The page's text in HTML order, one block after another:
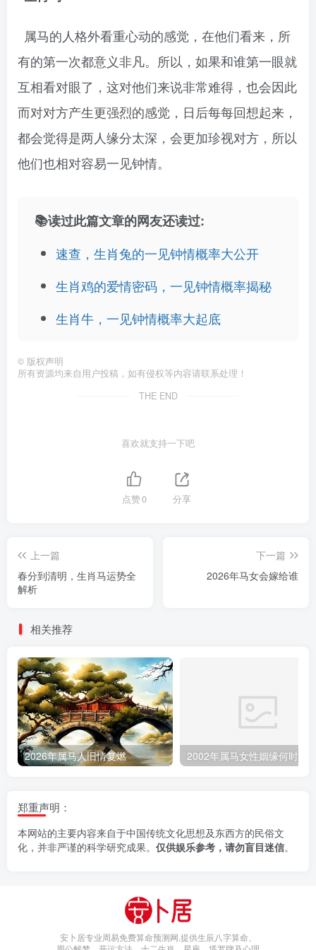
属马的人格外看重心动的感觉，在他们看来，所
有的第一次都意义非凡。所以，如果和谁第一眼就
互相看对眼了，这对他们来说非常难得，也会因此
而对对方产生更强烈的感觉，日后每每回想起来，
都会觉得是两人缘分太深，会更加珍视对方，所以
他们也相对容易一见钟情。
📚读过此篇文章的网友还读过:
速查，生肖兔的一见钟情概率大公开
生肖鸡的爱情密码，一见钟情概率揭秘
生肖牛，一见钟情概率大起底
© 版权声明
所有资源均来自用户投稿，如有侵权等内容请联系处理！
THE END
喜欢就支持一下吧
点赞0 分享
上一篇
春分到清明，生肖马运势全
解析
下一篇
2026年马女会嫁给谁
相关推荐
2026年属马人旧情复燃 2002年属马女性姻缘何时降
郑重声明：
本网站的主要内容来自于中国传统文化思想及东西方的民俗文
化，并非严谨的科学研究成果。 仅供娱乐参考，请勿盲目迷信。
安卜居专业周易免费算命预测网,提供生辰八字算命、